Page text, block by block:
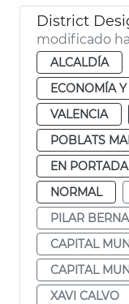
modificado
ALCALDÍA
ECONOMÍA
VALENCIA
POBLATS
EN PORTADA
NORMAL
PILAR
CAPITAL
CAPITAL
XAVI CALVO